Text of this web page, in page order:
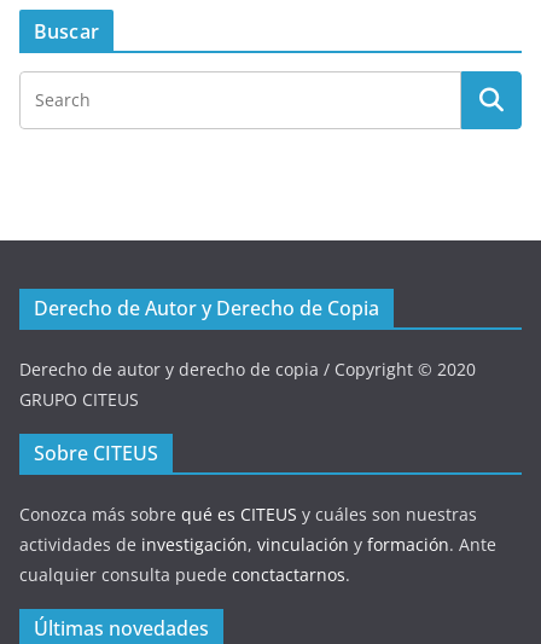
Buscar
Derecho de Autor y Derecho de Copia
Derecho de autor y derecho de copia / Copyright © 2020
GRUPO CITEUS
Sobre CITEUS
Conozca más sobre qué es CITEUS y cuáles son nuestras
actividades de investigación, vinculación y formación. Ante
cualquier consulta puede conctactarnos.
Últimas novedades